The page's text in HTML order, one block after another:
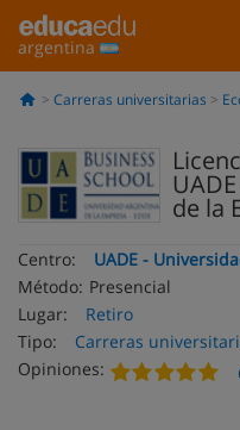
argentina
Carreras universitarias
de la
Centro:
UADE -
Método: Presencial
Lugar:
Retiro
Tipo:
Carreras
Opiniones: